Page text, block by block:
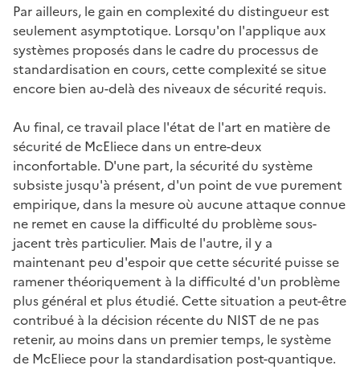
Par ailleurs, le gain en complexité du distingueur est
seulement asymptotique. Lorsqu'on l'applique aux
systèmes proposés dans le cadre du processus de
standardisation en cours, cette complexité se situe
encore bien au-delà des niveaux de sécurité requis.
Au final, ce travail place l'état de l'art en matière de
sécurité de McEliece dans un entre-deux
inconfortable. D'une part, la sécurité du système
subsiste jusqu'à présent, d'un point de vue purement
empirique, dans la mesure où aucune attaque connue
ne remet en cause la difficulté du problème sous-
jacent très particulier. Mais de l'autre, il y a
maintenant peu d'espoir que cette sécurité puisse se
ramener théoriquement à la difficulté d'un problème
plus général et plus étudié. Cette situation a peut-être
contribué à la décision récente du NIST de ne pas
retenir, au moins dans un premier temps, le système
de McEliece pour la standardisation post-quantique.